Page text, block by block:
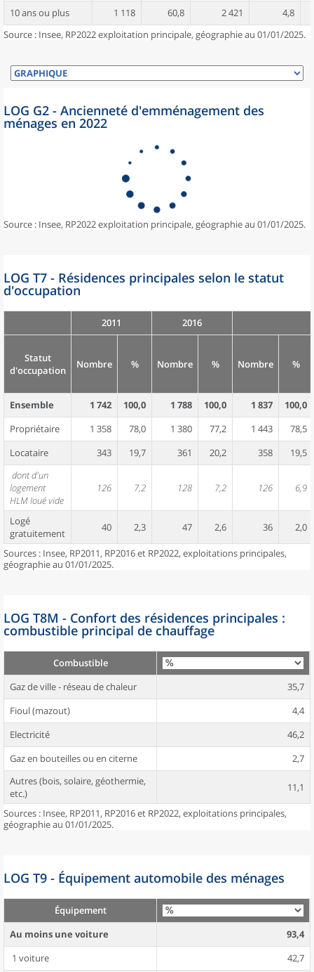
10 ans ou plus
1 118 60,8 2 421
4,8
Source : Insee, RP2022 exploitation principale, géographie au 01/01/2025.
LOG G2 - Ancienneté d'emménagement des
ménages en 2022
Source : Insee, RP2022 exploitation principale, géographie au 01/01/2025.
LOG T7 - Résidences principales selon le statut
d'occupation
2011 2016
Statut
d'occupation
Nombre % Nombre % Nombre %
Ensemble 1 742 100,0 1 788 100,0 1 837
100,0
Propriétaire
1 358 78,0 1 380 77,2 1 443
78,5
Locataire
343 19,7 361 20,2 358
19,5
dont d'un
logement
HLM loué vide
126 7,2 128 7,2 126 6,9
Logé
gratuitement
40 2,3 47 2,6 36 2,0
Sources : Insee, RP2011, RP2016 et RP2022, exploitations principales,
géographie au 01/01/2025.
LOG T8M - Confort des résidences principales :
combustible principal de chauffage
Combustible
Gaz de ville - réseau de chaleur
35,7
Fioul (mazout)
4,4
Electricité
46,2
Gaz en bouteilles ou en citerne
2,7
Autres (bois, solaire, géothermie,
etc.)
11,1
Sources : Insee, RP2011, RP2016 et RP2022, exploitations principales,
géographie au 01/01/2025.
LOG T9 - Équipement automobile des ménages
Équipement
Au moins une voiture
93,4
1 voiture
42,7